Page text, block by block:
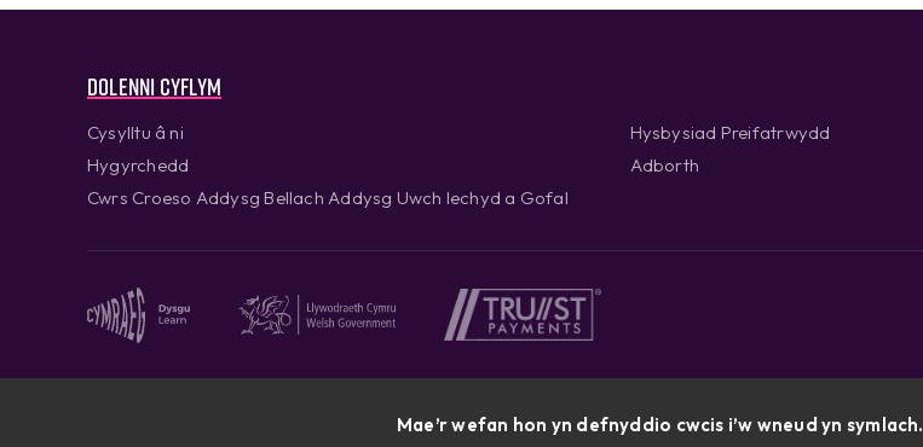
Mae’r wefan hon yn defnyddio cwcis i’w wneud yn symlach.
Dolenni cyflym
Cysylltu â ni
Hysbysiad Preifatrwydd
Hygyrchedd
Adborth
Cwrs Croeso Addysg Bellach Addysg Uwch Iechyd a Gofal